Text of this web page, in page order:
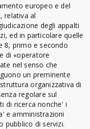
europeo e del
relativa al
degli appalti
ed in particolare quelle
primo e secondo
di «operatore
nel senso che
un preminente
organizzativa di
regolare sul
di ricerca nonche' i
e amministrazioni
pubblico di servizi.